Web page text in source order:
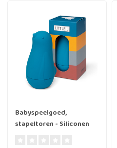
Babyspeelgoed,
stapeltoren - Siliconen